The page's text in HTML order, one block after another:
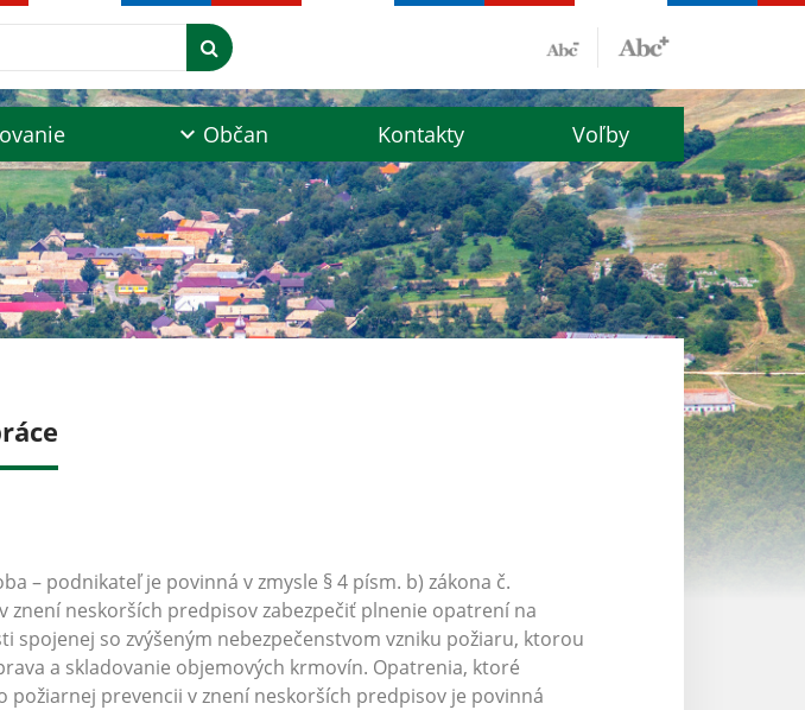
Občan Kontakty Voľby
– podnikateľ je povinná v zmysle § 4 písm. b) zákona č.
znení neskorších predpisov zabezpečiť plnenie opatrení na
spojenej so zvýšeným nebezpečenstvom vzniku požiaru, ktorou
a skladovanie objemových krmovín. Opatrenia, ktoré
požiarnej prevencii v znení neskorších predpisov je povinná